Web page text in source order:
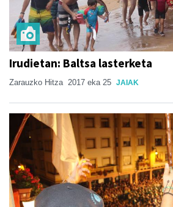
Irudietan: Baltsa lasterketa
Zarauzko Hitza 2017 eka 25 JAIAK